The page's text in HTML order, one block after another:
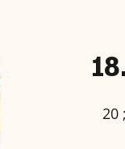
"פורבס": 30 הקבוצות בליגה הכניסו 3.7 מיליארד דולר בשנה; ארבע קבוצות מוערכות ביותר ממיליארד דולר; 20